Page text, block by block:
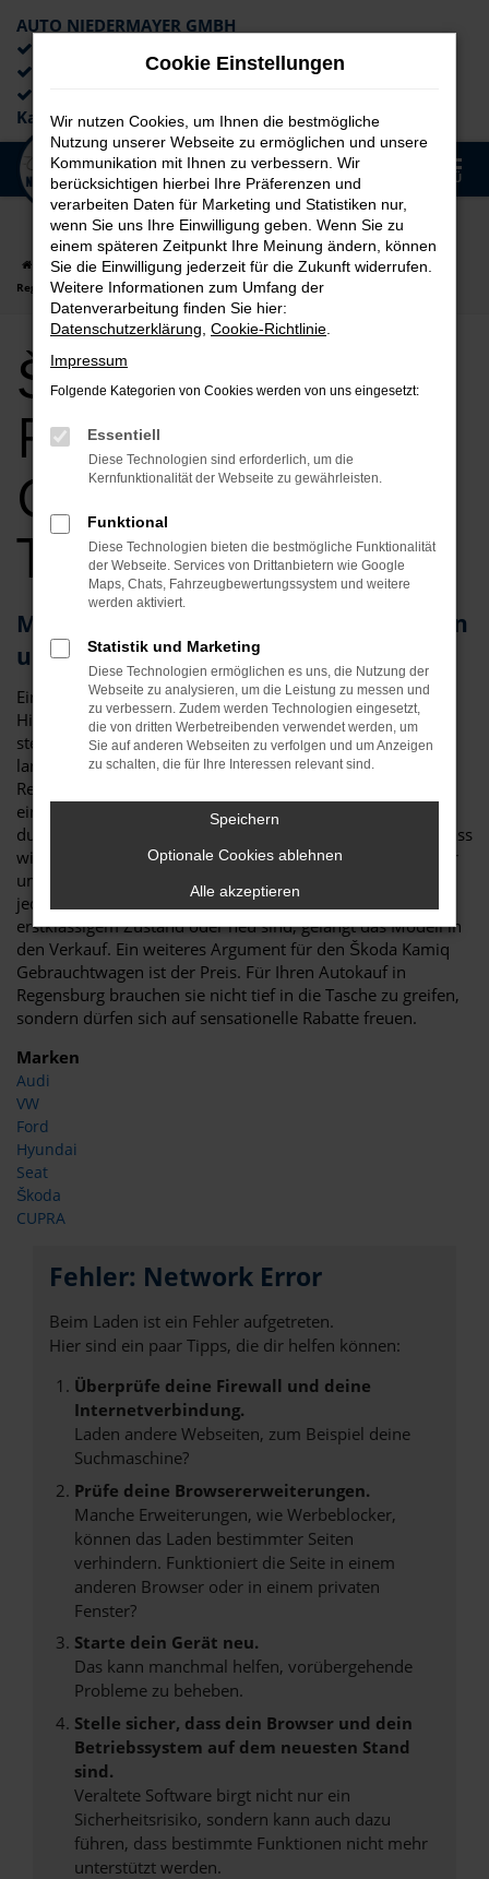
Zum
Hauptinhalt
springen
AUTO NIEDERMAYER GMBH
Lieferung an die Haustür
Kaufabwicklung
MENÜ
Startseite Regensburg Škoda Škoda Kamiq
Škoda Kamiq für
Regensburg Gebrauchtwagen Top Angebote
Škoda Kamiq für
Regensburg
Gebrauchtwagen
Top Angebote
Mit dem Škoda Kamiq Gebrauchtwagen
unterwegs in Regensburg
Ein Škoda Kamiq Gebrauchtwagen ist gleich in mehrerlei
Hinsicht die perfekte Wahl für Regensburg. An erster Stelle
steht die Qualität: der Škoda Kamiq gilt als besonders
langlebig und zeigt sich nur wenig anfällig für Pannen. Zu
Reparaturen kommt es nur selten und so erwerben Sie mit
einem Škoda Kamiq Gebrauchtwagen für Regensburg ein
durch und durch zuverlässiges Fahrzeug. Hinzu kommt, dass
wir bei Auto Niedermayer jedes gebrauchte Fahrzeug einer
umfangreichen Kontrolle unterziehen. Nur, wenn wirklich
jedes Details stimmt und auch die Verschleißteile in
erstklassigem Zustand oder neu sind, gelangt das Modell in
den Verkauf. Ein weiteres Argument für den Škoda Kamiq
Gebrauchtwagen ist der Preis. Für Ihren Autokauf in
Regensburg brauchen sie nicht tief in die Tasche zu greifen,
sondern dürfen sich auf sensationelle Rabatte freuen.
Marken
Audi
VW
Ford
Hyundai
Seat
Škoda
CUPRA
Fehler: Network Error
Beim Laden ist ein Fehler aufgetreten.
Hier sind ein paar Tipps, die dir helfen können:
Überprüfe deine Firewall und deine
Internetverbindung.
Laden andere Webseiten, zum Beispiel deine
Suchmaschine?
Prüfe deine Browsererweiterungen.
Manche Erweiterungen, wie Werbeblocker,
können das Laden bestimmter Seiten
verhindern. Funktioniert die Seite in einem
anderen Browser oder in einem privaten
Fenster?
Starte dein Gerät neu.
Das kann manchmal helfen, vorübergehende
Probleme zu beheben.
Stelle sicher, dass dein Browser und dein
Betriebssystem auf dem neuesten Stand
sind.
Veraltete Software birgt nicht nur ein
Sicherheitsrisiko, sondern kann auch dazu
führen, dass bestimmte Funktionen nicht mehr
unterstützt werden.
Cookie Einstellungen
Wir nutzen Cookies, um Ihnen die bestmögliche
Nutzung unserer Webseite zu ermöglichen und unsere
Kommunikation mit Ihnen zu verbessern. Wir
berücksichtigen hierbei Ihre Präferenzen und
verarbeiten Daten für Marketing und Statistiken nur,
wenn Sie uns Ihre Einwilligung geben. Wenn Sie zu
einem späteren Zeitpunkt Ihre Meinung ändern, können
Sie die Einwilligung jederzeit für die Zukunft widerrufen.
Weitere Informationen zum Umfang der
Datenverarbeitung finden Sie hier:
Datenschutzerklärung Cookie-Richtlinie
Impressum
Folgende Kategorien von Cookies werden von uns eingesetzt:
Essentiell
Diese Technologien sind erforderlich, um die
Kernfunktionalität der Webseite zu gewährleisten.
Funktional
Diese Technologien bieten die bestmögliche Funktionalität
der Webseite. Services von Drittanbietern wie Google
Maps, Chats, Fahrzeugbewertungssystem und weitere
werden aktiviert.
Statistik und Marketing
Diese Technologien ermöglichen es uns, die Nutzung der
Webseite zu analysieren, um die Leistung zu messen und
zu verbessern. Zudem werden Technologien eingesetzt,
die von dritten Werbetreibenden verwendet werden, um
Sie auf anderen Webseiten zu verfolgen und um Anzeigen
zu schalten, die für Ihre Interessen relevant sind.
Speichern
Optionale Cookies ablehnen
Alle akzeptieren